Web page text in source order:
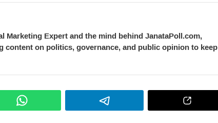
Marketing Expert and the mind behind JanataPoll.com,
content on politics, governance, and public opinion to keep